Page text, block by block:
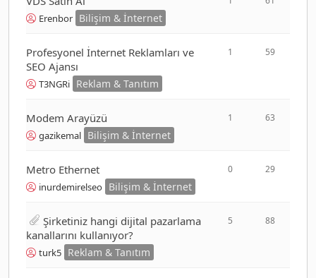
Erenbor Bilişim & İnternet
Profesyonel İnternet Reklamları ve
SEO Ajansı
T3NGRi Reklam & Tanıtım
1 59
Modem Arayüzü
gazikemal Bilişim & İnternet
1 63
Metro Ethernet
inurdemirelseo Bilişim & İnternet
0 29
Şirketiniz hangi dijital pazarlama
kanallarını kullanıyor?
turk5 Reklam & Tanıtım
5 88